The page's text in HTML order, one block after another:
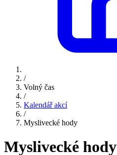
/
Volný čas
/
Kalendář akcí
/
Myslivecké hody
Myslivecké hody